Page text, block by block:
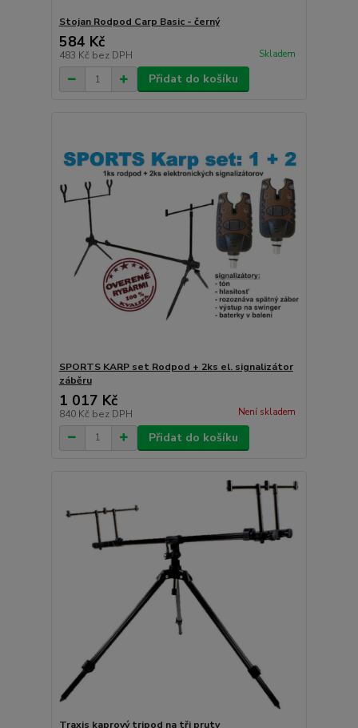
Stojan Rodpod Carp Basic - černý
584 Kč
483 Kč bez DPH Skladem
Přidat do košíku
SPORTS KARP set Rodpod + 2ks el. signalizátor
záběru
1 017 Kč
840 Kč bez DPH Není skladem
Přidat do košíku
Traxis kaprový tripod na tři pruty